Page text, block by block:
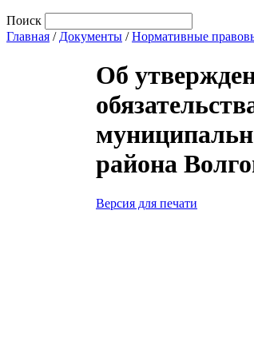
Поиск
Главная / Документы /Нормативные
Об
района
Версия для печати